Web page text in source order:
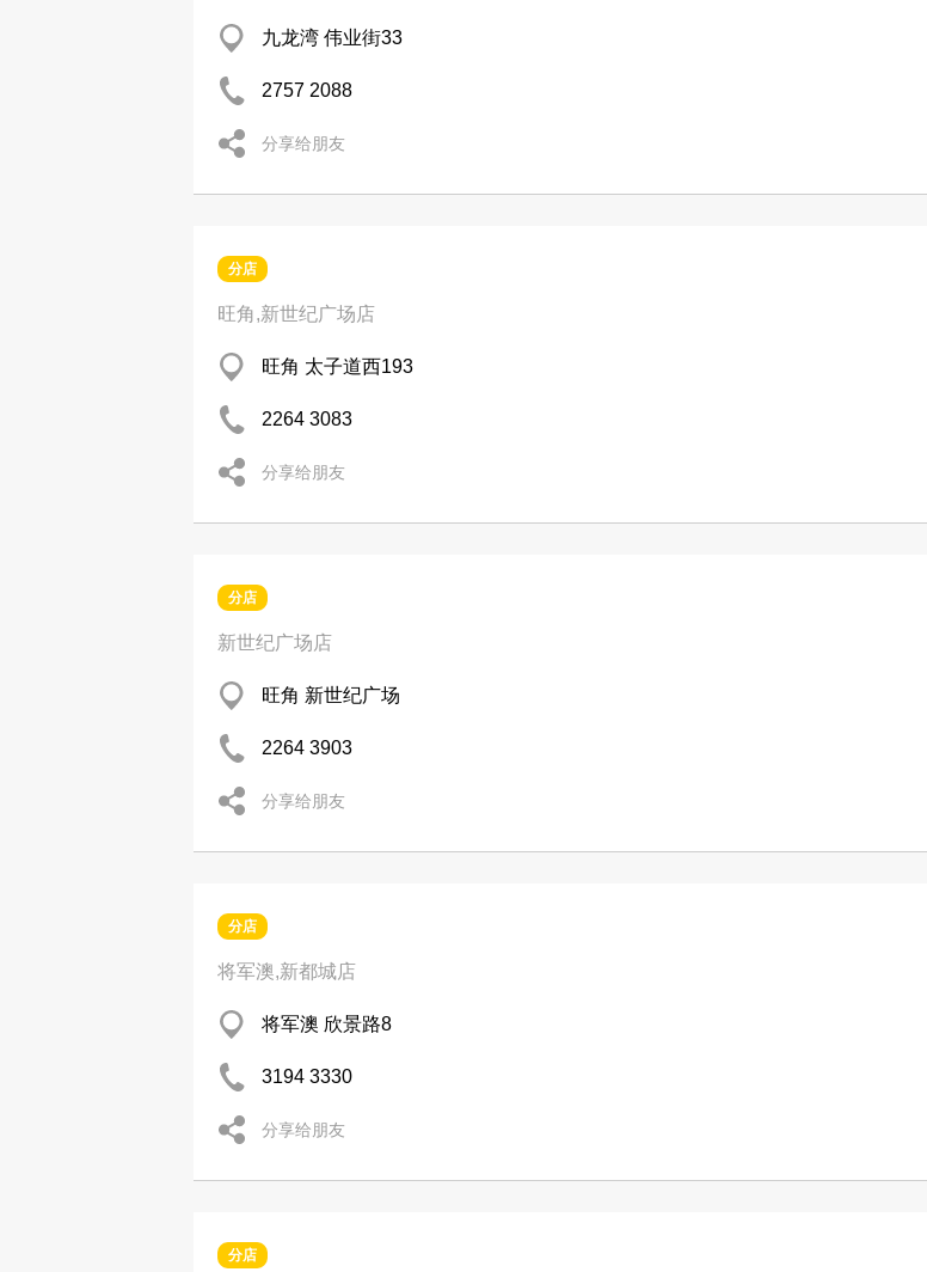
九龙湾 伟业街33
2757 2088
分享给朋友
分店
旺角,新世纪广场店
旺角 太子道西193
2264 3083
分享给朋友
分店
新世纪广场店
旺角 新世纪广场
2264 3903
分享给朋友
分店
将军澳,新都城店
将军澳 欣景路8
3194 3330
分享给朋友
分店